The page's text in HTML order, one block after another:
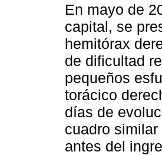
En mayo de
capital, se
hemitórax
de dificultad
pequeños
torácico
días de
cuadro
antes del